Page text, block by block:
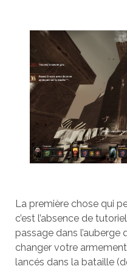
La première chose qui
c’est l’absence de
passage dans l’auberge
changer votre armement
lancés dans la bataille